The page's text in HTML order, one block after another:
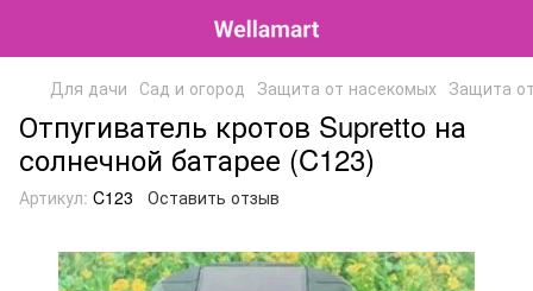
Для дачи Сад и огород Защита от насекомых Защита
Отпугиватель кротов Supretto на
солнечной батарее (C123)
Артикул: C123 Оставить отзыв